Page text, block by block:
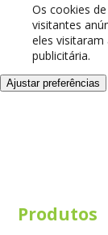
Os cookies
visitantes
eles visitaram
publicitária.
Ajustar preferências
Produtos